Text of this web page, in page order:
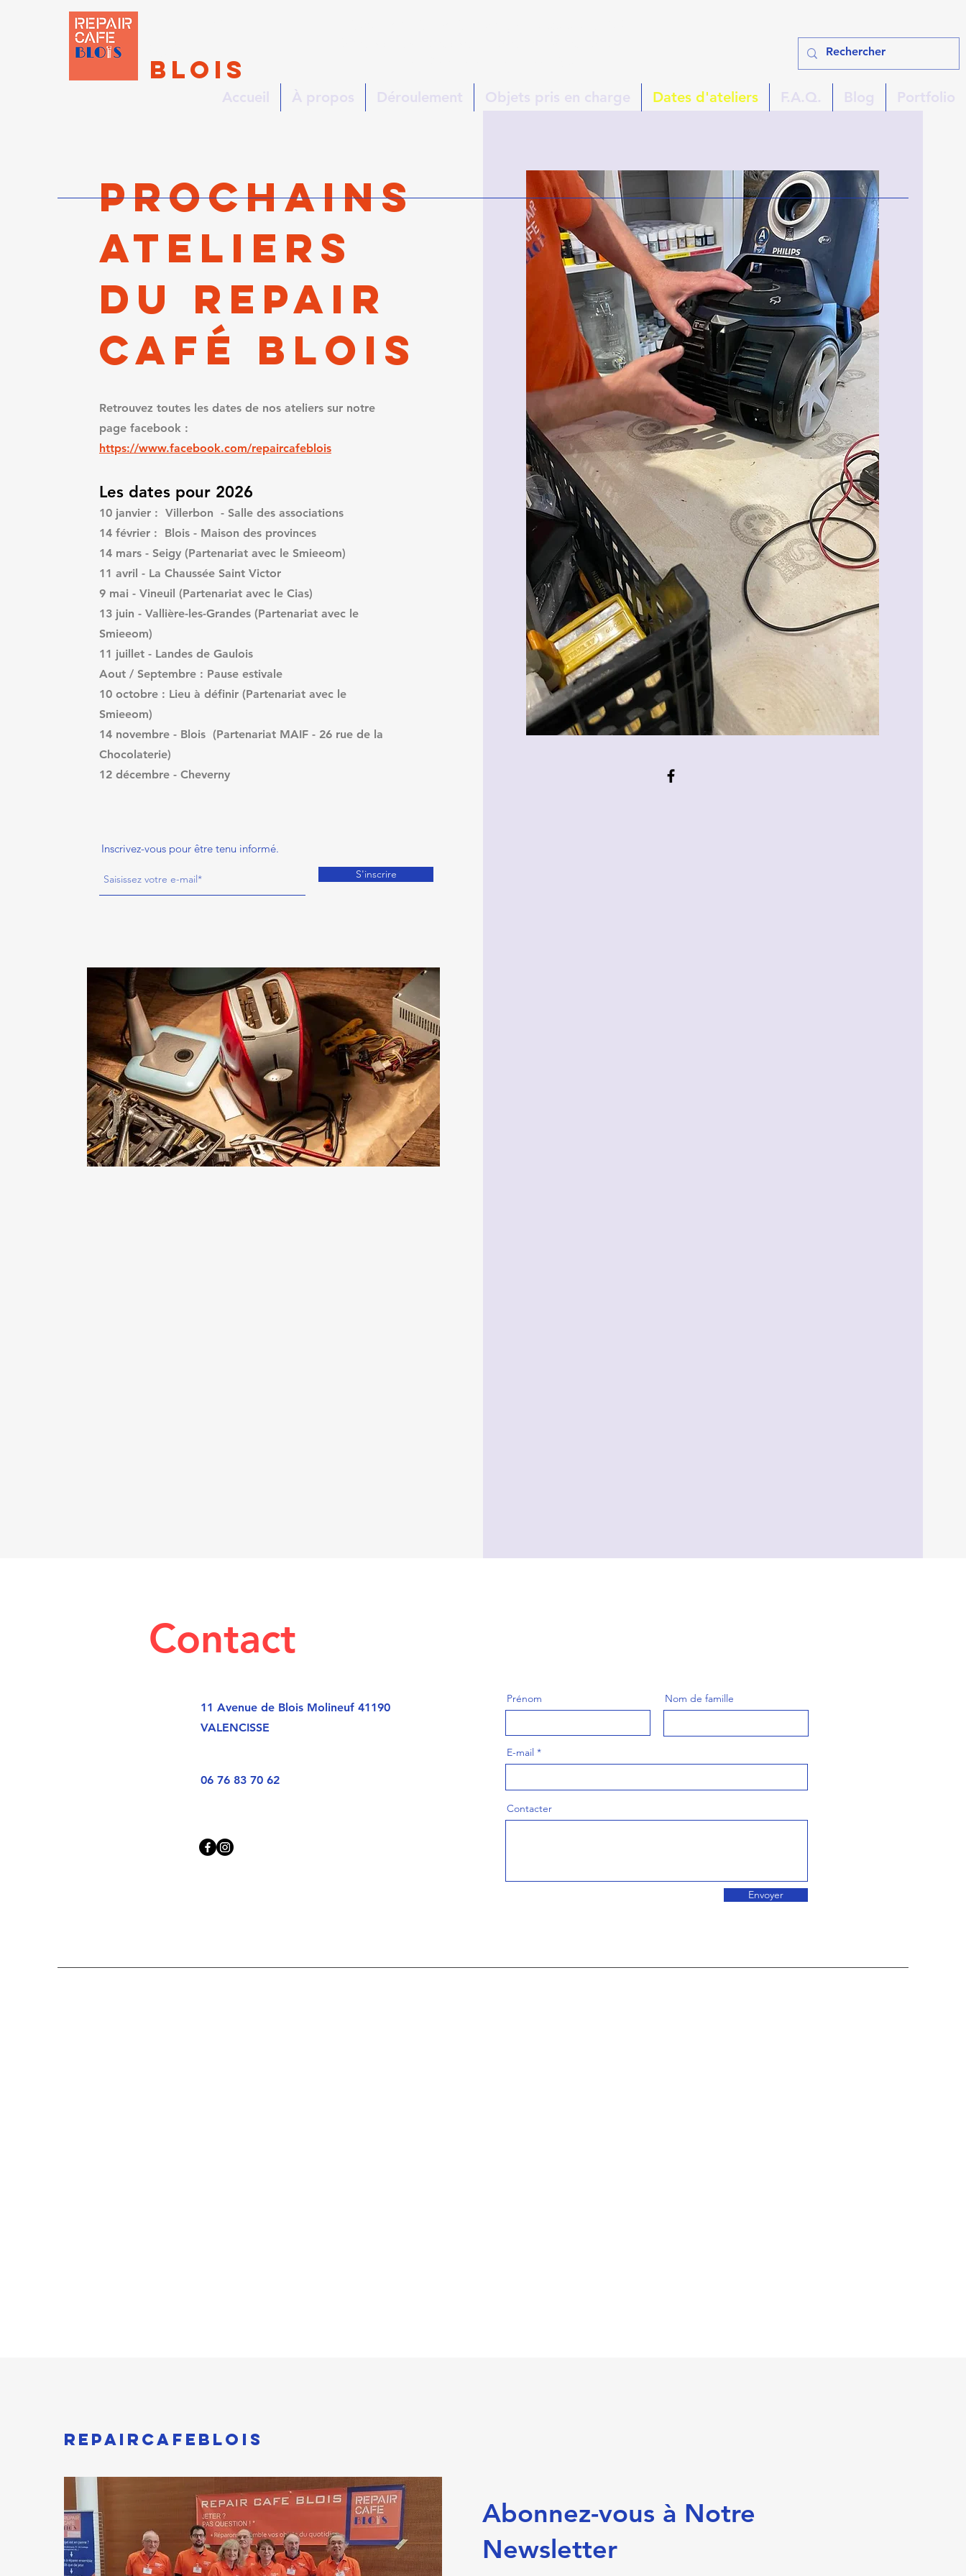
BLOIS
Accueil À propos Déroulement Objets pris en charge Dates d'ateliers F.A.Q. Blog Portfolio
Prochains
ateliers
du repair
CAFÉ BLOIS
Retrouvez toutes les dates de nos ateliers sur notre
page facebook :
https://www.facebook.com/repaircafeblois
Les dates pour 2026
10 janvier : Villerbon - Salle des associations
14 février : Blois - Maison des provinces
14 mars - Seigy (Partenariat avec le Smieeom)
11 avril - La Chaussée Saint Victor
9 mai - Vineuil (Partenariat avec le Cias)
13 juin - Vallière-les-Grandes (Partenariat avec le
Smieeom)
11 juillet - Landes de Gaulois
Aout / Septembre : Pause estivale
10 octobre : Lieu à définir (Partenariat avec le
Smieeom)
14 novembre - Blois (Partenariat MAIF - 26 rue de la
Chocolaterie)
12 décembre - Cheverny
Inscrivez-vous pour être tenu informé.
S'inscrire
Contact
11 Avenue de Blois Molineuf 41190
VALENCISSE
06 76 83 70 62
Prénom Nom de famille
E-mail
Contacter
Envoyer
REPAIRCAFEBLOIS
Abonnez-vous à Notre
Newsletter